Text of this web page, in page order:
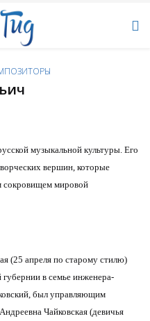
музыкальной культуры. Его
вершин, которые
сокровищем мировой
(25 апреля по старому стилю)
губернии в семье инженера-
был управляющим
Чайковская (девичья